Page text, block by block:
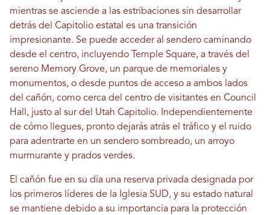
mientras se asciende a las estribaciones sin desarrollar
detrás del Capitolio estatal es una transición
impresionante. Se puede acceder al sendero caminando
desde el centro, incluyendo Temple Square, a través del
sereno Memory Grove, un parque de memoriales y
monumentos, o desde puntos de acceso a ambos lados
del cañón, como cerca del centro de visitantes en Council
Hall, justo al sur del Utah Capitolio. Independientemente
de cómo llegues, pronto dejarás atrás el tráfico y el ruido
para adentrarte en un sendero sombreado, un arroyo
murmurante y prados verdes.
El cañón fue en su día una reserva privada designada por
los primeros líderes de la Iglesia SUD, y su estado natural
se mantiene debido a su importancia para la protección